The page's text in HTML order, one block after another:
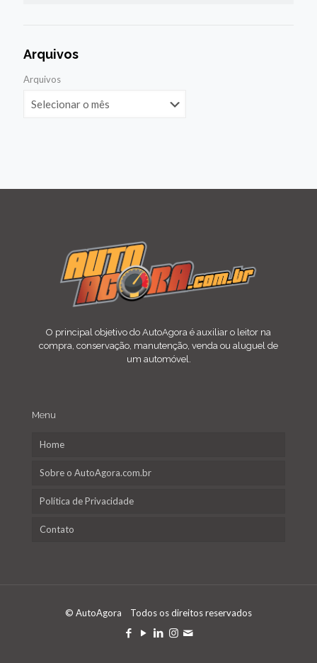
Arquivos
Arquivos
O principal objetivo do AutoAgora é auxiliar o leitor na
compra, conservação, manutenção, venda ou aluguel de
um automóvel.
Menu
Home
Sobre o AutoAgora.com.br
Política de Privacidade
Contato
© AutoAgora Todos os direitos reservados